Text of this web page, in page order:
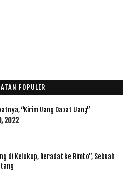
POPULER
“Kirim Uang Dapat Uang”
2022
di Kelukup, Beradat ke Rimbo”, Sebuah